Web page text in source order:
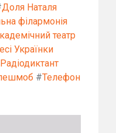
Доля Наталя
філармонія
театр
Українки
Радіодиктант
#Телефон